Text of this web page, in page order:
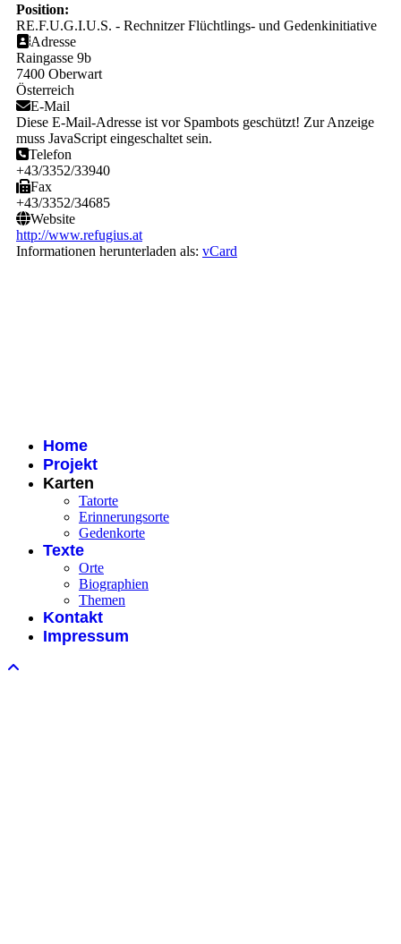
Position:
RE.F.U.G.I.U.S. - Rechnitzer Flüchtlings- und Gedenkinitiative
Adresse
Raingasse 9b
7400 Oberwart
Österreich
E-Mail
Diese E-Mail-Adresse ist vor Spambots geschützt! Zur Anzeige
muss JavaScript eingeschaltet sein.
Telefon
+43/3352/33940
Fax
+43/3352/34685
Website
http://www.refugius.at
Informationen herunterladen als: vCard
Home
Projekt
Karten
Tatorte
Erinnerungsorte
Gedenkorte
Texte
Orte
Biographien
Themen
Kontakt
Impressum